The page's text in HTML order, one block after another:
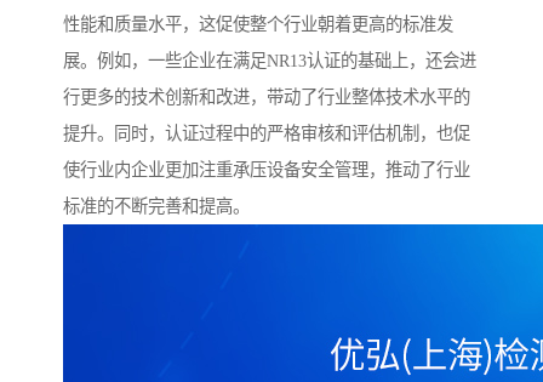
性能和质量水平，这促使整个行业朝着更高的标准发
展。例如，一些企业在满足NR13认证的基础上，还会进
行更多的技术创新和改进，带动了行业整体技术水平的
提升。同时，认证过程中的严格审核和评估机制，也促
使行业内企业更加注重承压设备安全管理，推动了行业
标准的不断完善和提高。